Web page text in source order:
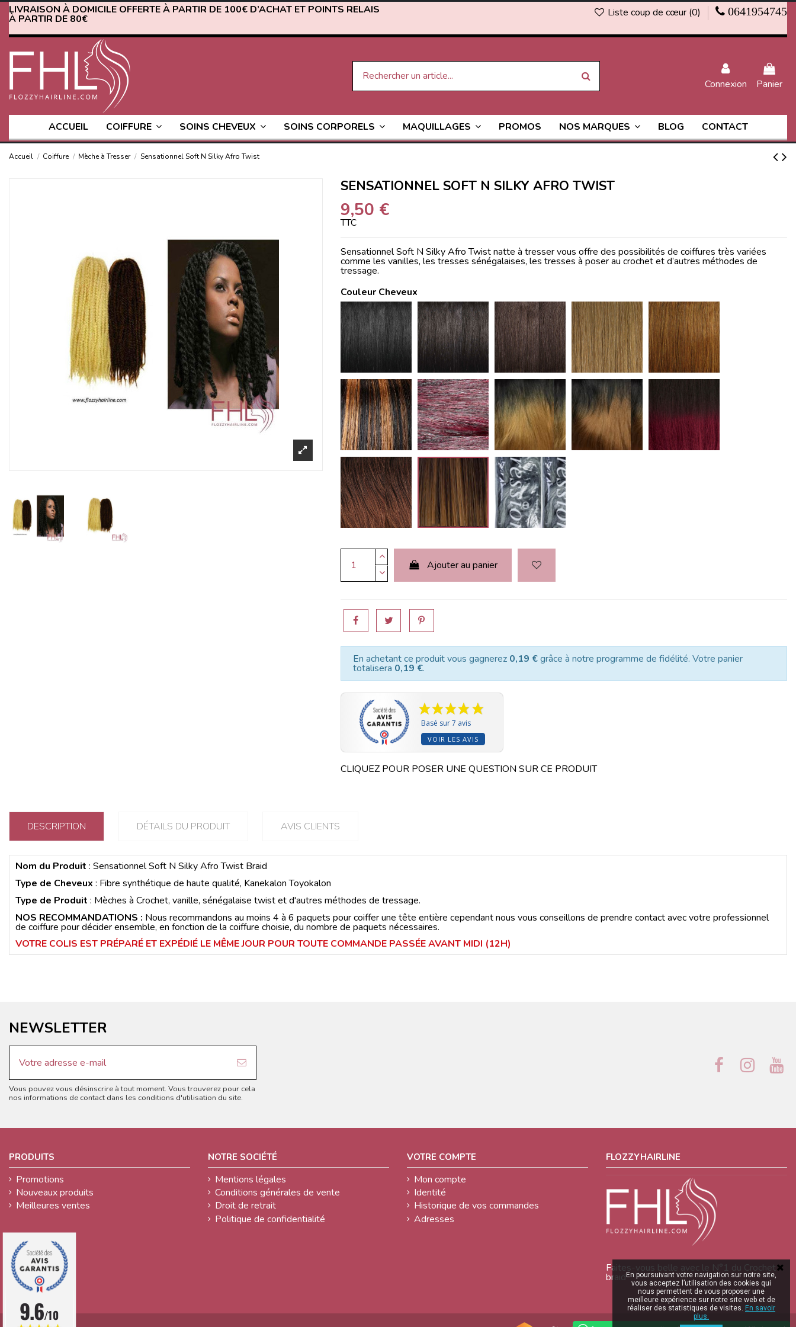
LIVRAISON À DOMICILE OFFERTE À PARTIR DE 100€ D’ACHAT ET POINTS RELAIS
À PARTIR DE 80€ Liste coup de cœur (0) 0641954745
Connexion Panier
ACCUEIL COIFFURE SOINS CHEVEUX SOINS CORPORELS MAQUILLAGES PROMOS NOS MARQUES BLOG CONTACT
Accueil Coiffure Mèche à Tresser Sensationnel Soft N Silky Afro Twist
SENSATIONNEL SOFT N SILKY AFRO TWIST
9,50 €
TTC
Sensationnel Soft N Silky Afro Twist natte à tresser vous offre des possibilités de coiffures très variées
comme les vanilles, les tresses sénégalaises, les tresses à poser au crochet et d’autres méthodes de
tressage.
Couleur Cheveux
1
1B 2 27 30
1B/30 1B/99J T1B/27 T1B/30
M1B/33 27/2 M51
Ajouter au panier
En achetant ce produit vous gagnerez 0,19 €grâce à notre programme de fidélité. Votre panier
totalisera 0,19 €.
Basé sur 7 avis
VOIR LES AVIS
CLIQUEZ POUR POSER UNE QUESTION SUR CE PRODUIT
DESCRIPTION DÉTAILS DU PRODUIT AVIS CLIENTS
Nom du Produit : Sensationnel Soft N Silky Afro Twist Braid
Type de Cheveux : Fibre synthétique de haute qualité, Kanekalon Toyokalon
Type de Produit : Mèches à Crochet, vanille, sénégalaise twist et d'autres méthodes de tressage.
NOS RECOMMANDATIONS : Nous recommandons au moins 4 à 6 paquets pour coiffer une tête entière cependant nous vous conseillons de prendre contact avec votre professionnel
de coiffure pour décider ensemble, en fonction de la coiffure choisie, du nombre de paquets nécessaires.
VOTRE COLIS EST PRÉPARÉ ET EXPÉDIÉ LE MÊME JOUR POUR TOUTE COMMANDE PASSÉE AVANT MIDI (12H)
NEWSLETTER
Vous pouvez vous désinscrire à tout moment. Vous trouverez pour cela
nos informations de contact dans les conditions d'utilisation du site.
PRODUITS
Promotions
Nouveaux produits
Meilleures ventes
NOTRE SOCIÉTÉ
Mentions légales
Conditions générales de vente
Droit de retrait
Politique de confidentialité
VOTRE COMPTE
Mon compte
Identité
Historique de vos commandes
Adresses
FLOZZYHAIRLINE
Faites-vous belle avec le N°1 du Crochet
braid En poursuivant votre navigation sur notre site,
vous acceptez l’utilisation des cookies qui
nous permettent de vous proposer une
meilleure expérience sur notre site web et de
réaliser des statistiques de visites. En savoir
plus.
9.6/10